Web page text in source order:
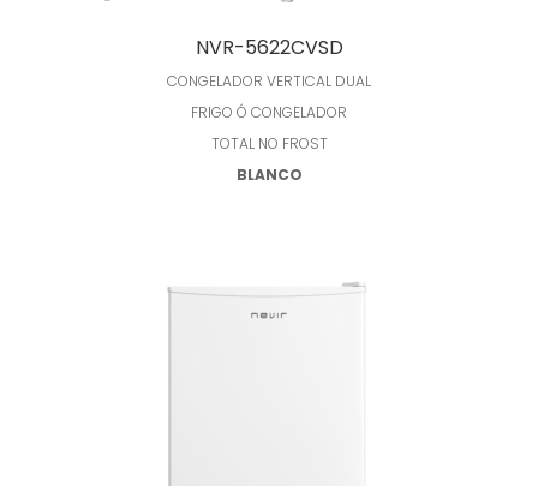
NVR-5622CVSD
CONGELADOR VERTICAL DUAL
FRIGO Ó CONGELADOR
TOTAL NO FROST
BLANCO